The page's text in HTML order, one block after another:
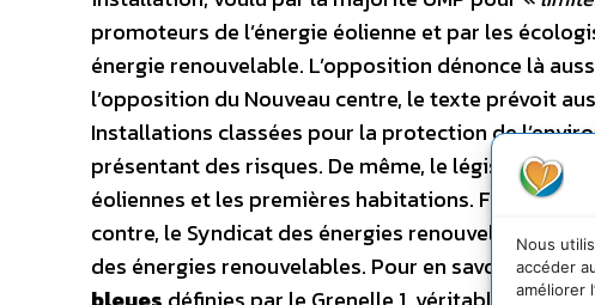
Nous
accéder
améliorer
promoteurs de l’énergie éolienne et par les
énergie renouvelable. L’opposition dénonce là
l’opposition du Nouveau centre, le texte prévoit
Installations classées pour la protection de
présentant des risques. De même, le législateur a
éoliennes et les premières habitations. France
contre, le Syndicat des énergies renouvelables
des énergies renouvelables. Pour en savoir plus,